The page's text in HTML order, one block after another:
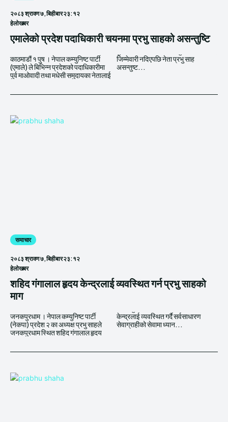
२०८३ श्रावण ७, बिहीबार २३:१२
हेलाेखबर
एमालेको प्रदेश पदाधिकारी चयनमा प्रभु साहको असन्तुष्टि
काठमाडौं १ पुष । नेपाल कम्युनिष्ट पार्टी
(एमाले) ले बिभिन्न प्रदेशको पदाधिकारीमा
पुर्व माओवादी तथा मधेसी समुदायका नेतालाई
जिम्मेवारी नदिएपछि नेता प्रभु साह
असन्तुष्ट...
समाचार
२०८३ श्रावण ७, बिहीबार २३:१२
हेलाेखबर
शहिद गंगालाल हृदय केन्द्रलाई व्यवस्थित गर्न प्रभु साहको
माग
जनकपुरधाम । नेपाल कम्युनिष्ट पार्टी
(नेकपा) प्रदेश २ का अध्यक्ष प्रभु साहले
जनकपुरधाम स्थित शहिद गंगालाल हृदय
केन्द्रलाई व्यवस्थित गर्दै सर्वसाधारण
सेवाग्राहीको सेवामा ध्यान...